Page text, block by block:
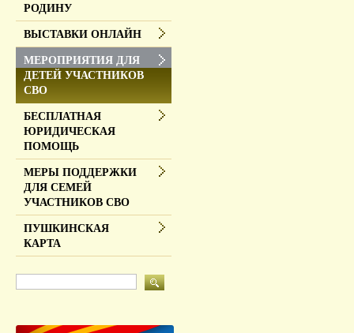
РОДИНУ
ВЫСТАВКИ ОНЛАЙН
МЕРОПРИЯТИЯ ДЛЯ
ДЕТЕЙ УЧАСТНИКОВ
СВО
БЕСПЛАТНАЯ
ЮРИДИЧЕСКАЯ
ПОМОЩЬ
МЕРЫ ПОДДЕРЖКИ
ДЛЯ СЕМЕЙ
УЧАСТНИКОВ СВО
ПУШКИНСКАЯ
КАРТА